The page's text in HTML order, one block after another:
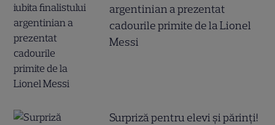
argentinian a prezentat
cadourile primite de la Lionel
Messi
Surpriză pentru elevi și părinți!